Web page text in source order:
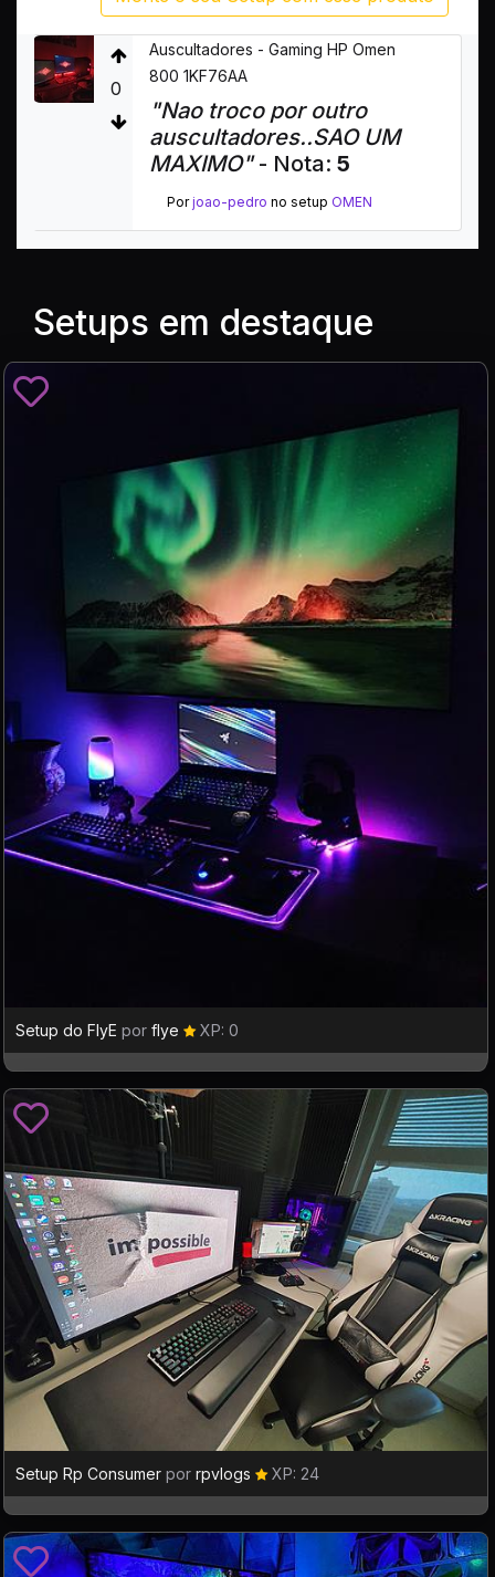
0
Auscultadores - Gaming HP Omen
800 1KF76AA
"Nao troco por outro
auscultadores..SAO UM
MAXIMO"- Nota: 5
Porjoao-pedro no setup OMEN
Setups em destaque
Setup do FlyE por flye XP: 0
Setup Rp Consumer por rpvlogs XP: 24